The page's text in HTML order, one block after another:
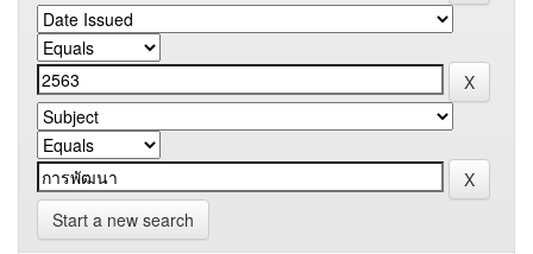
Start a new search